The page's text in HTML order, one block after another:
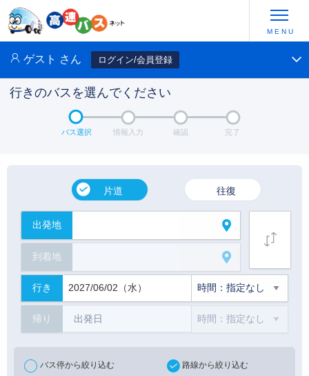
ゲスト さん ログイン/会員登録
行きのバスを選んでください
バス選択 情報入力 確認 完了
片道 往復
出発地
到着地
行き
帰り
バス停から絞り込む 路線から絞り込む